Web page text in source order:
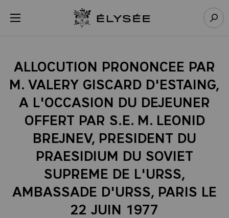
menu Retour à l’accueil Élysée
ALLOCUTION PRONONCEE PAR
M. VALERY GISCARD D'ESTAING,
A L'OCCASION DU DEJEUNER
OFFERT PAR S.E. M. LEONID
BREJNEV, PRESIDENT DU
PRAESIDIUM DU SOVIET
SUPREME DE L'URSS,
AMBASSADE D'URSS, PARIS LE
22 JUIN 1977
Panneau de gestion des cookies